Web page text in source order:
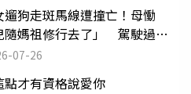
遛狗走斑馬線遭撞亡！母慟
隨媽祖修行去了」 駕駛過失
9月
07-26
點才有資格說愛你